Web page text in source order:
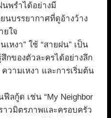
นพรำได้อย่างมี
นบรรยากาศที่ดูอ้างว้าง
ยใจ
หงา” ใช้ “สายฝน” เป็น
ของตัวละครได้อย่างลึก
วามเหงา และการเริ่มต้น
ลกู้ด เช่น “My Neighbor
ราวมิตรภาพและครอบครัว